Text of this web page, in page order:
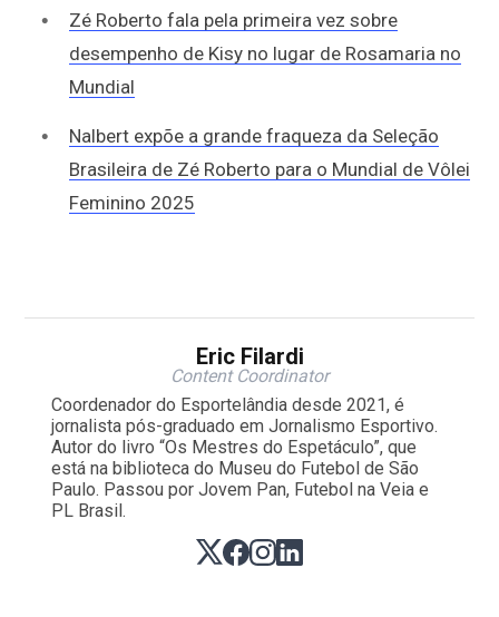
Zé Roberto fala pela primeira vez sobre
desempenho de Kisy no lugar de Rosamaria no
Mundial
Nalbert expõe a grande fraqueza da Seleção
Brasileira de Zé Roberto para o Mundial de Vôlei
Feminino 2025
Eric Filardi
Content Coordinator
Coordenador do Esportelândia desde 2021, é
jornalista pós-graduado em Jornalismo Esportivo.
Autor do livro “Os Mestres do Espetáculo”, que
está na biblioteca do Museu do Futebol de São
Paulo. Passou por Jovem Pan, Futebol na Veia e
PL Brasil.